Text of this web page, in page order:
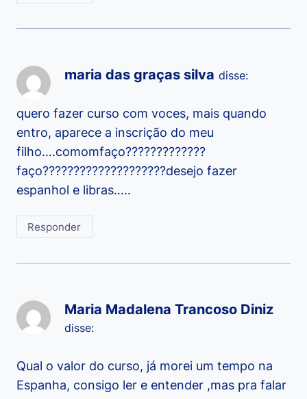
maria das graças silva disse:
quero fazer curso com voces, mais quando
entro, aparece a inscrição do meu
filho….comomfaço?????????????
faço????????????????????desejo fazer
espanhol e libras…..
Responder
Maria Madalena Trancoso Diniz
disse:
Qual o valor do curso, já morei um tempo na
Espanha, consigo ler e entender ,mas pra falar